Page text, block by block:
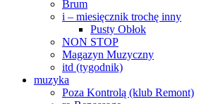
Brum
i – miesięcznik trochę inny
Pusty Obłok
NON STOP
Magazyn Muzyczny
itd (tygodnik)
muzyka
Poza Kontrolą (klub Remont)